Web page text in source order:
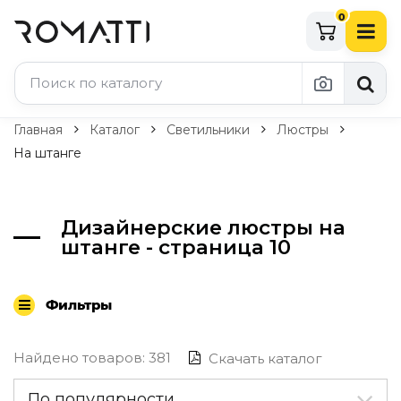
0
Каталог Romatti
Подвесные светильники
Настольные лампы
Технический свет
Уличное освещение
Главная Каталог Светильники
Люстры
На штанге
Дизайнерские люстры на
штанге - страница 10
Фильтры
Найдено товаров: 381 Скачать каталог